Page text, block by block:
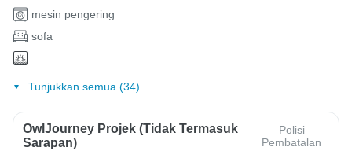
mesin pengering
sofa
Tunjukkan semua (34)
OwlJourney Projek (Tidak Termasuk
Sarapan)
Polisi
Pembatalan